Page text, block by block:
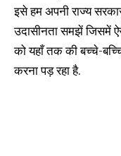
इसे हम अपनी राज्य
उदासीनता समझें जिसमें
को यहाँ तक की बच्चे-
करना पड़ रहा है.